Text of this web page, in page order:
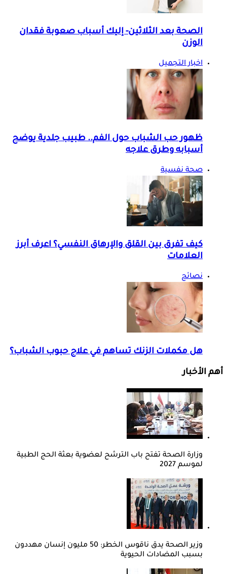
الصحة بعد الثلاثين- إليك أسباب صعوبة فقدان
الوزن
اخبار التجميل
ظهور حب الشباب حول الفم.. طبيب جلدية يوضح
أسبابه وطرق علاجه
صحة نفسية
كيف تفرق بين القلق والإرهاق النفسي؟ اعرف أبرز
العلامات
نصائح
هل مكملات الزنك تساهم في علاج حبوب الشباب؟
أهم الأخبار
وزارة الصحة تفتح باب الترشح لعضوية بعثة الحج الطبية
لموسم 2027
وزير الصحة يدق ناقوس الخطر: 50 مليون إنسان مهددون
بسبب المضادات الحيوية